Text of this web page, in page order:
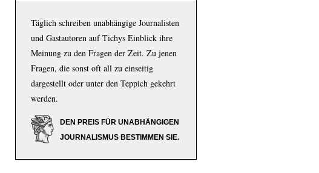
Täglich schreiben unabhängige Journalisten
und Gastautoren auf Tichys Einblick ihre
Meinung zu den Fragen der Zeit. Zu jenen
Fragen, die sonst oft all zu einseitig
dargestellt oder unter den Teppich gekehrt
werden.
DEN PREIS FÜR UNABHÄNGIGEN
JOURNALISMUS BESTIMMEN SIE.